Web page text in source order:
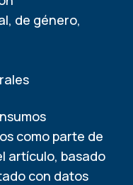
de género,
como parte de
artículo, basado
con datos